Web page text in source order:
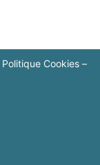
Politique Cookies–